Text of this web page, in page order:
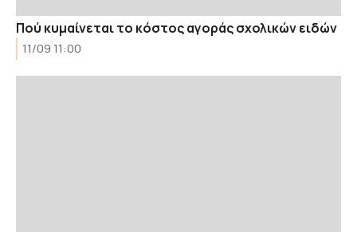
Πού κυμαίνεται το κόστος αγοράς σχολικών ειδών
11/09 11:00